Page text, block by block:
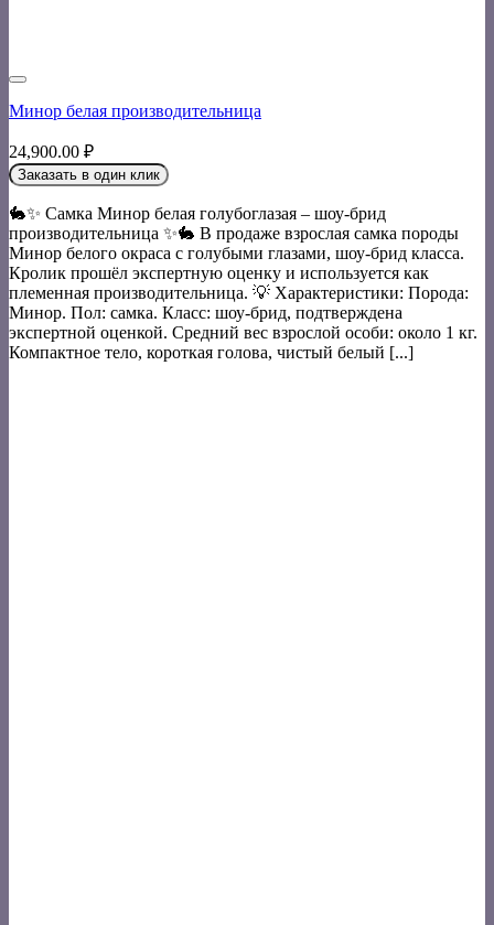
Минор белая производительница
24,900.00 ₽
Заказать в один клик
🐇✨ Самка Минор белая голубоглазая – шоу-брид
производительница ✨🐇 В продаже взрослая самка породы
Минор белого окраса с голубыми глазами, шоу-брид класса.
Кролик прошёл экспертную оценку и используется как
племенная производительница. 💡 Характеристики: Порода:
Минор. Пол: самка. Класс: шоу-брид, подтверждена
экспертной оценкой. Средний вес взрослой особи: около 1 кг.
Компактное тело, короткая голова, чистый белый [...]